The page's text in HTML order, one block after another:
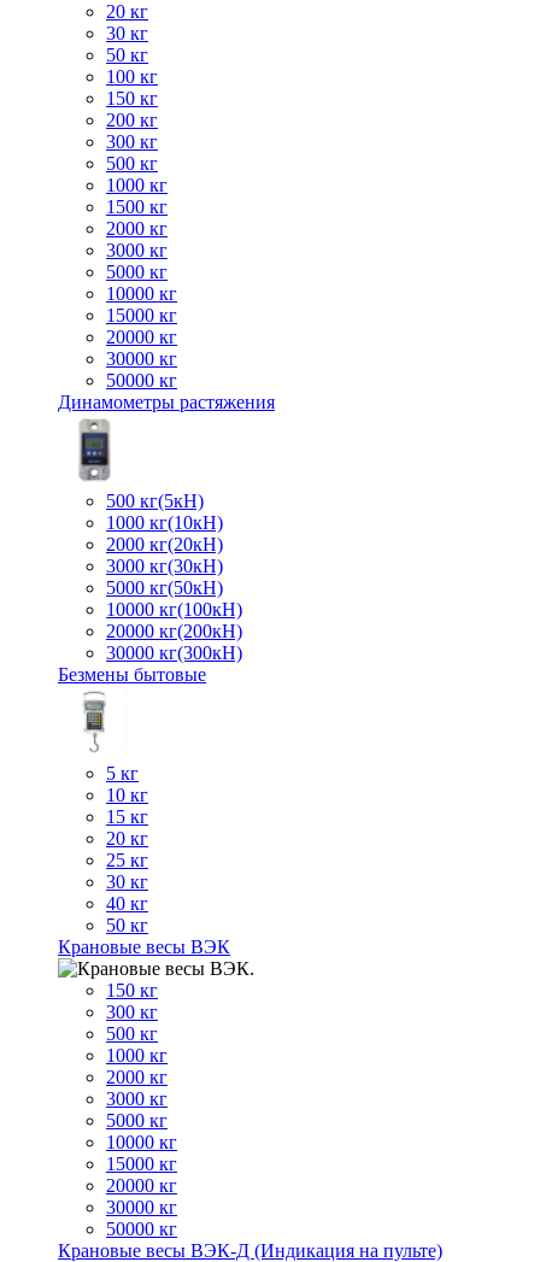
20 кг
30 кг
50 кг
100 кг
150 кг
200 кг
300 кг
500 кг
1000 кг
1500 кг
2000 кг
3000 кг
5000 кг
10000 кг
15000 кг
20000 кг
30000 кг
50000 кг
Динамометры растяжения
500 кг(5кН)
1000 кг(10кН)
2000 кг(20кН)
3000 кг(30кН)
5000 кг(50кН)
10000 кг(100кН)
20000 кг(200кН)
30000 кг(300кН)
Безмены бытовые
5 кг
10 кг
15 кг
20 кг
25 кг
30 кг
40 кг
50 кг
Крановые весы ВЭК
150 кг
300 кг
500 кг
1000 кг
2000 кг
3000 кг
5000 кг
10000 кг
15000 кг
20000 кг
30000 кг
50000 кг
Крановые весы ВЭК-Д (Индикация на пульте)